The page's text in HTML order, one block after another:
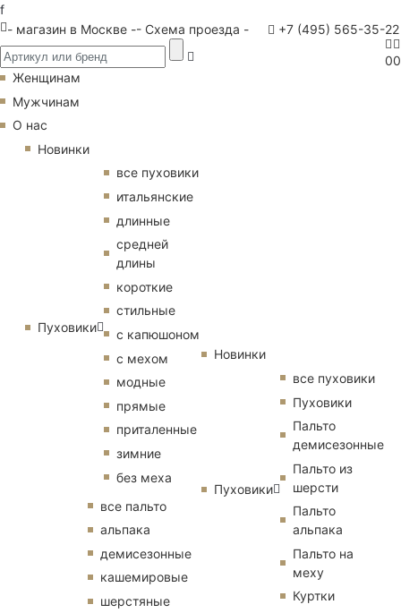
f
- магазин в Москве -- Схема проезда - +7 (495) 565-35-22
00
Женщинам
Мужчинам
О нас
Новинки
Пуховики
все пуховики
итальянские
длинные
средней
длины
короткие
стильные
с капюшоном
с мехом
модные
прямые
приталенные
зимние
без меха
все пальто
альпака
демисезонные
кашемировые
шерстяные
Новинки
Пуховики
все пуховики
Пуховики
Пальто
демисезонные
Пальто из
шерсти
Пальто
альпака
Пальто на
меху
Куртки